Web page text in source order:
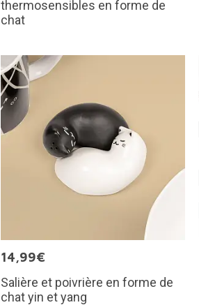
thermosensibles en forme de
chat
14,99€
Salière et poivrière en forme de
chat yin et yang